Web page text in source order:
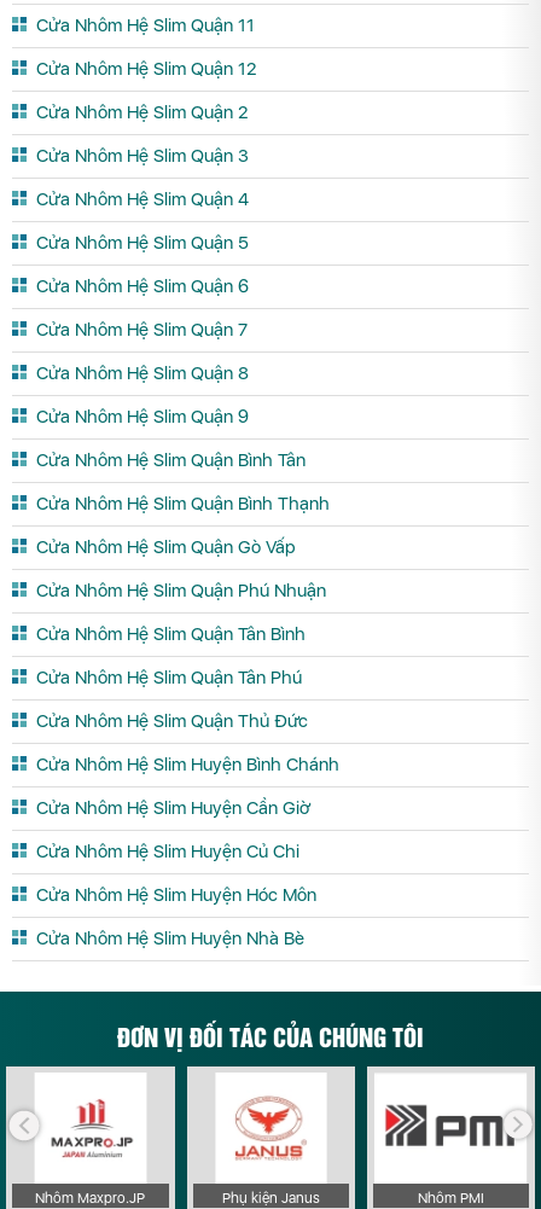
Cửa Nhôm Hệ Slim Quận 11
Cửa Nhôm Hệ Slim Quận 12
Cửa Nhôm Hệ Slim Quận 2
Cửa Nhôm Hệ Slim Quận 3
Cửa Nhôm Hệ Slim Quận 4
Cửa Nhôm Hệ Slim Quận 5
Cửa Nhôm Hệ Slim Quận 6
Cửa Nhôm Hệ Slim Quận 7
Cửa Nhôm Hệ Slim Quận 8
Cửa Nhôm Hệ Slim Quận 9
Cửa Nhôm Hệ Slim Quận Bình Tân
Cửa Nhôm Hệ Slim Quận Bình Thạnh
Cửa Nhôm Hệ Slim Quận Gò Vấp
Cửa Nhôm Hệ Slim Quận Phú Nhuận
Cửa Nhôm Hệ Slim Quận Tân Bình
Cửa Nhôm Hệ Slim Quận Tân Phú
Cửa Nhôm Hệ Slim Quận Thủ Đức
Cửa Nhôm Hệ Slim Huyện Bình Chánh
Cửa Nhôm Hệ Slim Huyện Cần Giờ
Cửa Nhôm Hệ Slim Huyện Củ Chi
Cửa Nhôm Hệ Slim Huyện Hóc Môn
Cửa Nhôm Hệ Slim Huyện Nhà Bè
ĐƠN VỊ ĐỐI TÁC CỦA CHÚNG TÔI
Nhôm Maxpro.JP Phụ kiện Janus Nhôm PMI